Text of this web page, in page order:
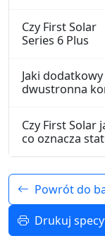
Czy First Solar
Series 6 Plus
Jaki
dwustronna
Czy First Solar
co oznacza
Powrót do
Drukuj